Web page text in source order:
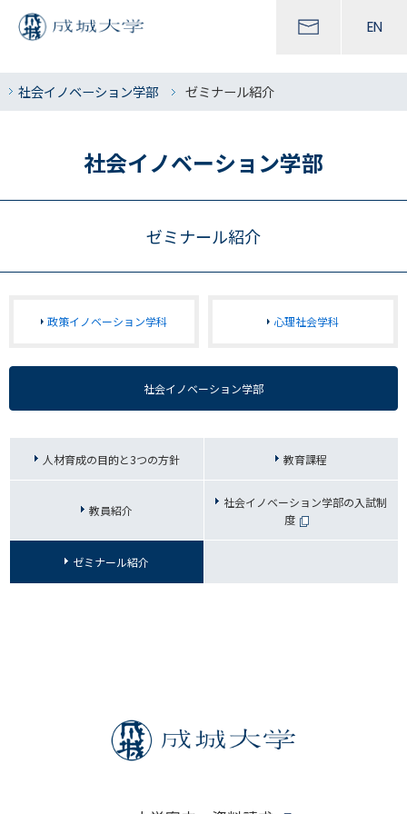
EN
社会イノベーション学部 ゼミナール紹介
社会イノベーション学部
ゼミナール紹介
政策イノベーション学科 心理社会学科
社会イノベーション学部
人材育成の目的と3つの方針 教育課程
教員紹介
社会イノベーション学部の入試制
度
ゼミナール紹介